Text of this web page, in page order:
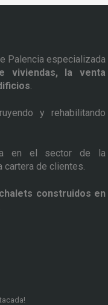
Palencia especializada
viviendas, la venta
.
y rehabilitando
en el sector de la
cartera de clientes.
construidos en